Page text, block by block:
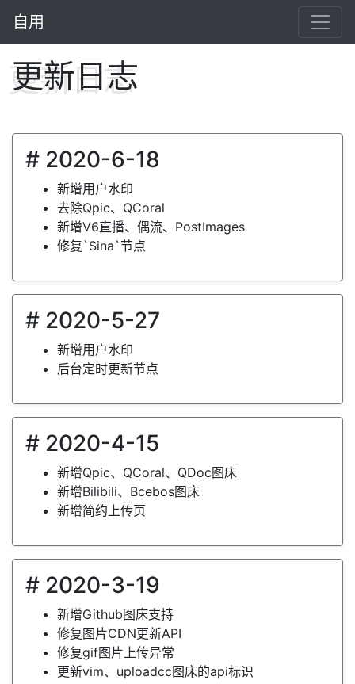
自用
更新日志
# 2020-6-18
新增用户水印
去除Qpic、QCoral
新增V6直播、偶流、PostImages
修复`Sina`节点
# 2020-5-27
新增用户水印
后台定时更新节点
# 2020-4-15
新增Qpic、QCoral、QDoc图床
新增Bilibili、Bcebos图床
新增简约上传页
# 2020-3-19
新增Github图床支持
修复图片CDN更新API
修复gif图片上传异常
更新vim、uploadcc图床的api标识